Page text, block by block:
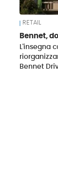
RETAIL
Bennet,
L'insegna
Bennet